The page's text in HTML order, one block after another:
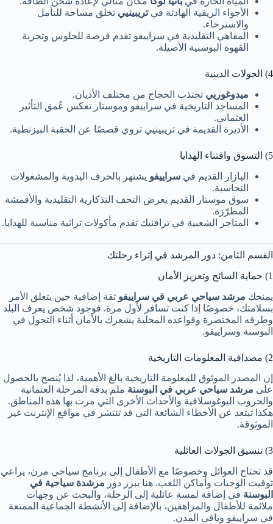
الأجواء الريفية الهادئة فيتريبينيي تخلق مساحة للتأمل
والاسترخاء.
المقاهي التقليدية في سراييفو تقدم فرصة للجلوس وتجربة
القهوة البوسنية الأصيلة.
4) الجولات الدينية
ميدوغوريي تجتذب الحجاج من مختلف الأديان.
المساجد التاريخية في سراييفو وموستار تعكس عُمق التأثير
العثماني.
الأديرة القديمة في تريبينيي تروي قصصًا عن الحقبة البيزنطية.
5) التسوق واقتناء الهدايا
البازار القديم في سراييفو يشتهر بالحرف اليدوية والمشغولات
النحاسية.
سوق موستار القديم يعرض التحف التذكارية التقليدية والأقمشة
المطرّزة.
المتاجر الشعبية في ترافنيك تقدم مأكولات تراثية مناسبة للهدايا.
القسم الثامن: دور المرشد في إثراء رحلتك
1) حماية السائح وتعزيز الأمان
يمنحك مرشد سياحي عربي في سراييفو ثقة إضافية حين يتعلق الأمر
بسلامتك، خصوصًا إذا كنت تسافر لأول مرة. فوجود شخص يعرف البلد
وطرقه المختصرة وقواعده المحلية يشعرك بالأمان أثناء التجول في
البوسنة وسراييفو.
2) مصداقية المعلومات التاريخية
إن المصدر الموثوق للمعلومة التاريخية بالغ الأهمية، لذا يُنصح بالحصول
على مرشد سياحي عربي في البوسنة ملم بدقة المرحلة العثمانية
والحروب اليوغوسلافية والأحداث الأخرى التي مرت بها هذه المناطق.
هكذا تبتعد عن الأخطاء الشائعة التي قد تنتشر في مواقع الإنترنت غير
الموثوقة.
3) تنسيق الجولات العائلية
قد تحتاج العوائل وخصوصًا مع الأطفال إلى برنامج سياحي مرن، يراعي
توقيت الوجبات وأماكن اللعب. هنا يبرز دور مرشدة سياحية في
البوسنة في إضافة لمسة عائلية إلى الرحلة، والبحث عن وجهات
ملائمة للأطفال والمراهقين، بالإضافة إلى الأنشطة الجماعية الممتعة
في سراييفو وباقي المدن.